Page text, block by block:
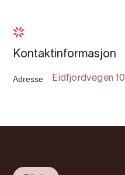
Kontaktinformasjon
Adresse Eidfjordvegen